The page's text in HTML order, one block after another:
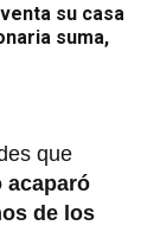
su casa
suma,
que
acaparó
de los